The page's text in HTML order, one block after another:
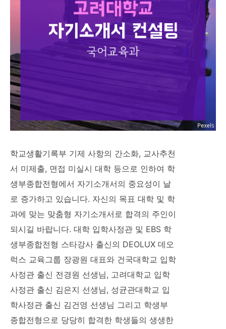
학교생활기록부 기제 사항의 간소화, 교사추천
서 미제출, 면접 미실시 대학 등으로 인하여 학
생부종합전형에서 자기소개서의 중요성이 날
로 증가하고 있습니다. 자신의 목표 대학 및 학
과에 맞는 맞춤형 자기소개서로 합격의 주인이
되시길 바랍니다. 대학 입학사정관 및 EBS 학
생부종합전형 스타강사 출신의 DEOLUX 데오
럭스 교육그룹 장광원 대표와 건국대학교 입학
사정관 출신 전경원 선생님, 고려대학교 입학
사정관 출신 김은지 선생님, 성균관대학교 입
학사정관 출신 김건영 선생님 그리고 학생부
종합전형으로 당당히 합격한 학생들의 생생한